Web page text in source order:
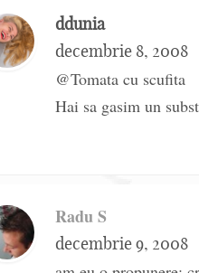
ddunia
decembrie 8, 2008
@Tomata cu scufita
Hai sa gasim un
Radu S
decembrie 9, 2008